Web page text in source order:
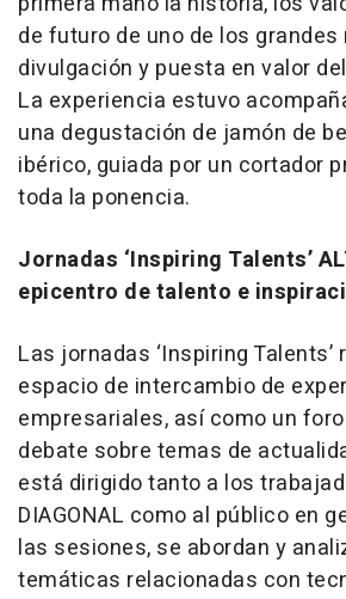
de futuro de uno de los
divulgación y puesta en valor
La experiencia estuvo
una degustación de jamón de
ibérico, guiada por un cortador
toda la ponencia.
Jornadas ‘Inspiring Talents’
epicentro de talento e
Las jornadas ‘Inspiring Talents’
espacio de intercambio de
empresariales, así como un
debate sobre temas de
está dirigido tanto a los
DIAGONAL como al público en
las sesiones, se abordan y
temáticas relacionadas con